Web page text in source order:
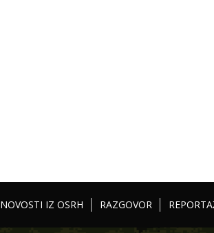
NOVOSTI IZ OSRH RAZGOVOR